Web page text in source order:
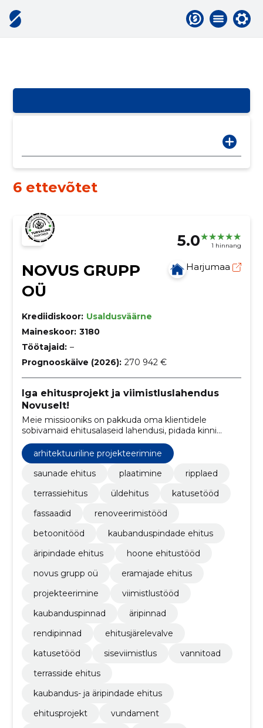
6 ettevõtet
5.0 1 hinnang
NOVUS GRUPP
OÜ
Harjumaa
Krediidiskoor: Usaldusväärne
Maineskoor: 3180
Töötajaid: –
Prognooskäive (2026): 270 942 €
Iga ehitusprojekt ja viimistluslahendus
Novuselt!
Meie missiooniks on pakkuda oma klientidele
sobivamaid ehitusalaseid lahendusi, pidada kinni
tähtaegadest ja kvaliteedinõuetest.
arhitektuuriline projekteerimine
saunade ehitus
plaatimine
ripplaed
terrassiehitus
üldehitus
katusetööd
fassaadid
renoveerimistööd
betoonitööd
kaubanduspindade ehitus
äripindade ehitus
hoone ehitustööd
novus grupp oü
eramajade ehitus
projekteerimine
viimistlustööd
kaubanduspinnad
äripinnad
rendipinnad
ehitusjärelevalve
katusetööd
siseviimistlus
vannitoad
terrasside ehitus
kaubandus- ja äripindade ehitus
ehitusprojekt
vundament